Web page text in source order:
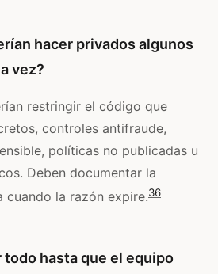
hacer privados algunos
vez?
restringir el código que
controles antifraude,
políticas no publicadas u
Deben documentar la
cuando la razón expire.36
todo hasta que el equipo